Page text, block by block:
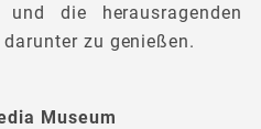
die herausragenden
zu genießen.
Museum